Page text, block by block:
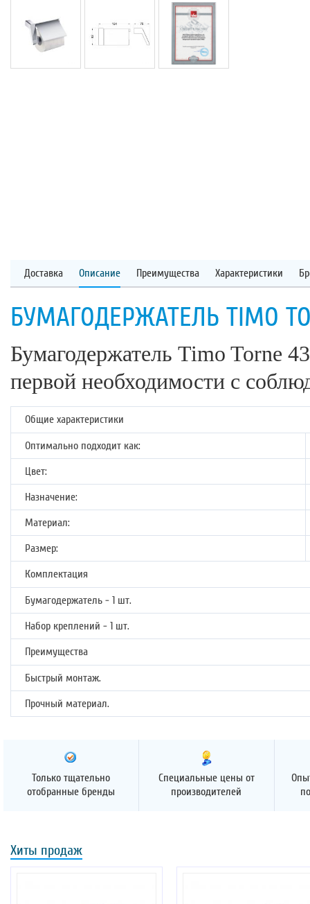
Доставка Описание Преимущества Характеристики
БУМАГОДЕРЖАТЕЛЬ TIMO
Бумагодержатель Timo Torne
первой необходимости с
Общие характеристики
Оптимально подходит как:
Цвет:
Назначение:
Материал:
Размер:
Комплектация
Бумагодержатель - 1 шт.
Набор креплений - 1 шт.
Преимущества
Быстрый монтаж.
Прочный материал.
Только тщательно
отобранные бренды
Специальные цены от
производителей
Хиты продаж